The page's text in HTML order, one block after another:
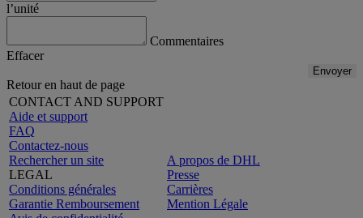
l’unité
Commentaires
Effacer
Envoyer
Retour en haut de page
CONTACT AND SUPPORT
Aide et support
FAQ
Contactez-nous
Rechercher un site
LEGAL
Conditions générales
Garantie Remboursement
A propos de DHL
Presse
Carrières
Mention Légale